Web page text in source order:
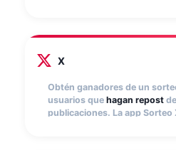
X
Obtén ganadores de un
usuarios que hagan repost
publicaciones. La app Sorteo